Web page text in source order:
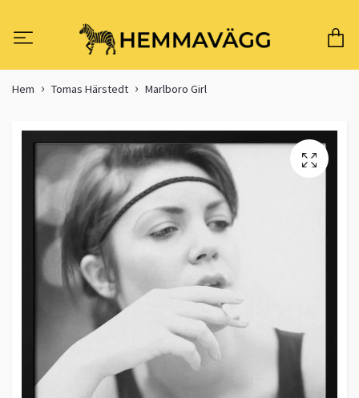
Hem Tomas Härstedt Marlboro Girl